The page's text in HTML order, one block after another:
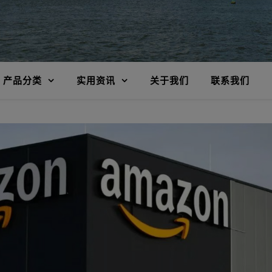
产品分类 实用资讯 关于我们 联系我们